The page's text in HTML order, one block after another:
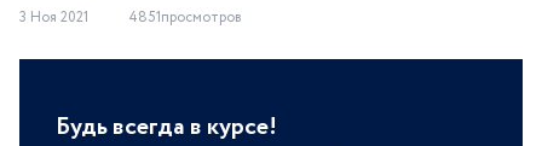
3 Ноя 2021 4851просмотров
Будь всегда в курсе!